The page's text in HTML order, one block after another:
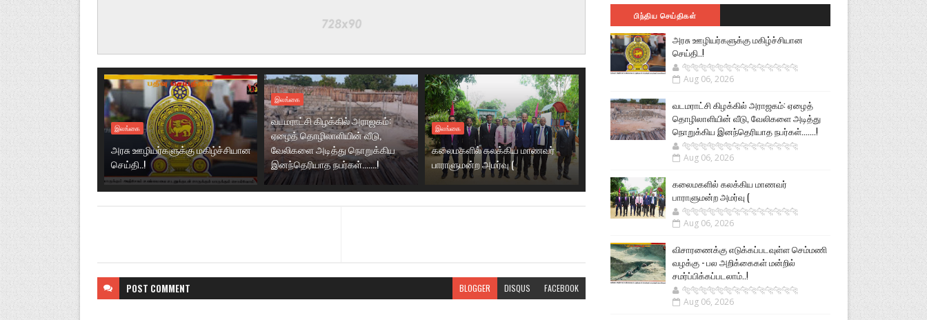
இலங்கை
அரசு ஊழியர்களுக்கு மகிழ்ச்சியான
செய்தி..!
இலங்கை
வடமராட்சி கிழக்கில் அராஜகம்:
ஏழைத் தொழிலாளியின் வீடு,
வேலிகளை அடித்து நொறுக்கிய
இனந்தெரியாத நபர்கள்.......!
இலங்கை
கலைமகளில் கலக்கிய மாணவர்
பாராளுமன்ற அமர்வு (
POST COMMENT BLOGGER DISQUS FACEBOOK
பிந்திய செய்திகள்
அரசு ஊழியர்களுக்கு மகிழ்ச்சியான
செய்தி..!
🐅🐅🐅🐅🐅🐅🐆🐆🐆🐆🐆🐆🐆🐆
Aug 06, 2026
வடமராட்சி கிழக்கில் அராஜகம்: ஏழைத்
தொழிலாளியின் வீடு, வேலிகளை அடித்து
நொறுக்கிய இனந்தெரியாத நபர்கள்.......!
🐅🐅🐅🐅🐅🐅🐆🐆🐆🐆🐆🐆🐆🐆
Aug 06, 2026
கலைமகளில் கலக்கிய மாணவர்
பாராளுமன்ற அமர்வு (
🐅🐅🐅🐅🐅🐅🐆🐆🐆🐆🐆🐆🐆🐆
Aug 06, 2026
விசாரணைக்கு எடுக்கப்படவுள்ள செம்மணி
வழக்கு - பல அறிக்கைகள் மன்றில்
சமர்ப்பிக்கப்படலாம்..!
🐅🐅🐅🐅🐅🐅🐆🐆🐆🐆🐆🐆🐆🐆
Aug 06, 2026